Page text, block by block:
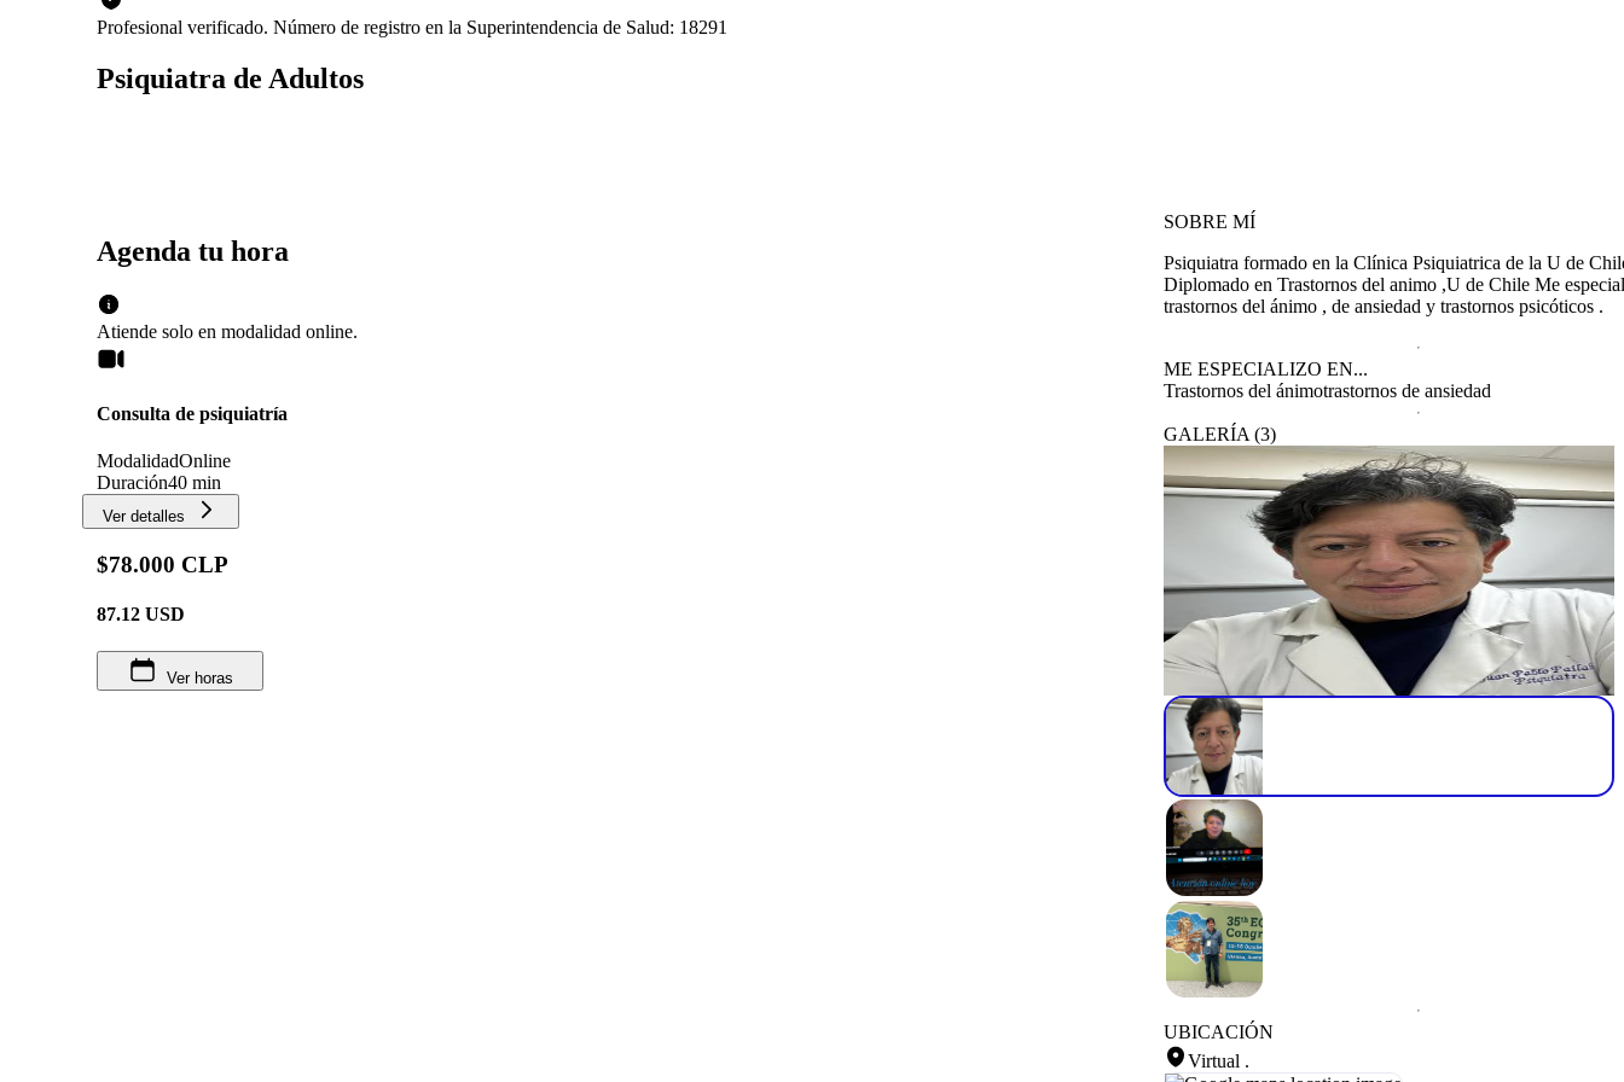
Profesional verificado. Número de registro en la Superintendencia de Salud: 18291
Psiquiatra de Adultos
Agenda tu hora
Atiende solo en modalidad online.
Consulta de psiquiatría
ModalidadOnline
Duración40 min
Ver detalles
$78.000 CLP
87.12 USD
Ver horas
SOBRE MÍ
Psiquiatra formado en la Clínica Psiquiatrica de la U de
Diplomado en Trastornos del animo ,U de Chile Me
trastornos del ánimo , de ansiedad y trastornos psicóticos .
ME ESPECIALIZO EN...
Trastornos del ánimotrastornos de ansiedad
GALERÍA (3)
UBICACIÓN
Virtual .